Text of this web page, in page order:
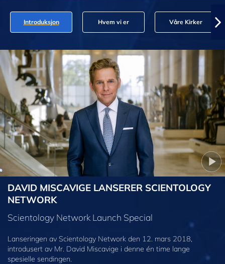
Introduksjon Hvem vi er Våre Kirker
DAVID MISCAVIGE LANSERER SCIENTOLOGY
NETWORK
Scientology Network Launch Special
Lanseringen av Scientology Network den 12. mars 2018,
introdusert av Mr. David Miscavige i denne én time lange
spesielle sendingen.